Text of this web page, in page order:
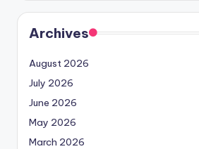
Archives
August 2026
July 2026
June 2026
May 2026
March 2026